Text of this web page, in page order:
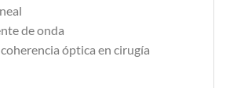
de onda
óptica en cirugía